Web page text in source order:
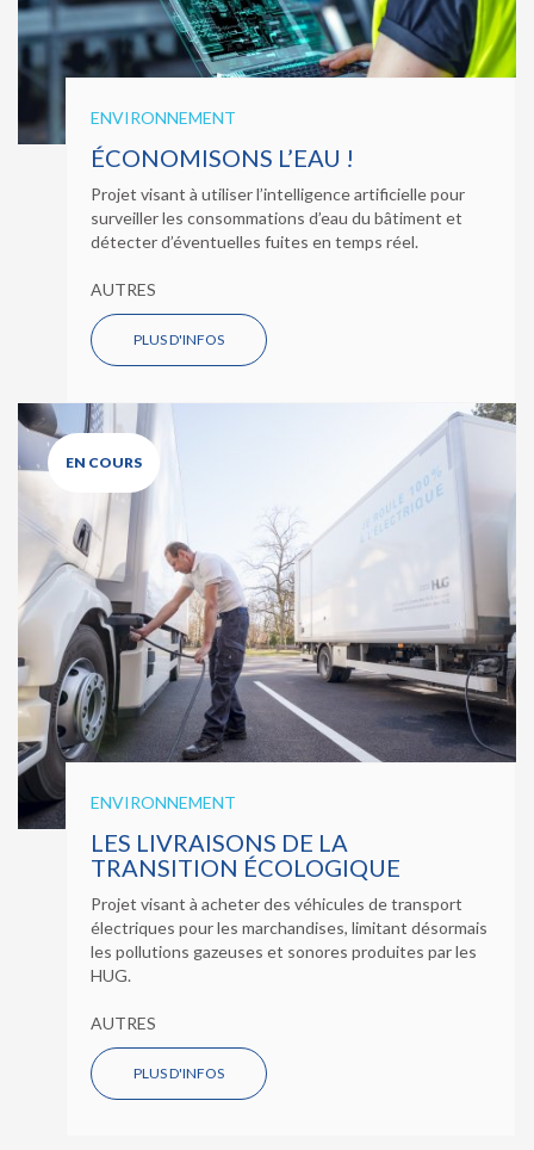
ENVIRONNEMENT
ÉCONOMISONS L’EAU !
Projet visant à utiliser l’intelligence artificielle pour
surveiller les consommations d’eau du bâtiment et
détecter d’éventuelles fuites en temps réel.
AUTRES
PLUS D'INFOS
EN COURS
ENVIRONNEMENT
LES LIVRAISONS DE LA
TRANSITION ÉCOLOGIQUE
Projet visant à acheter des véhicules de transport
électriques pour les marchandises, limitant désormais
les pollutions gazeuses et sonores produites par les
HUG.
AUTRES
PLUS D'INFOS